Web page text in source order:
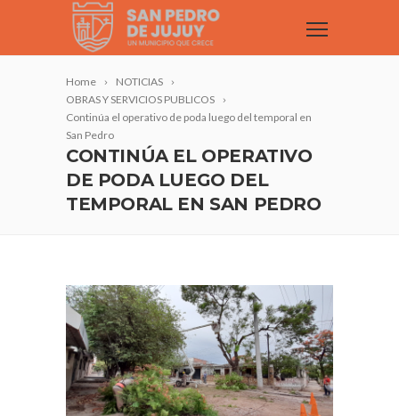
Home
NOTICIAS
OBRAS Y SERVICIOS PUBLICOS
Continúa el operativo de poda luego del temporal en
San Pedro
CONTINÚA EL OPERATIVO
DE PODA LUEGO DEL
TEMPORAL EN SAN PEDRO